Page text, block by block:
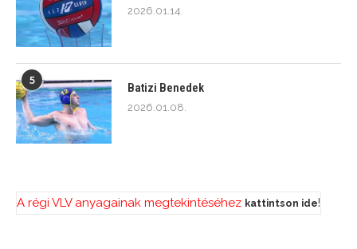
2026.01.14.
5
Batizi Benedek
2026.01.08.
A régi VLV anyagainak megtekintéséhez kattintson ide!